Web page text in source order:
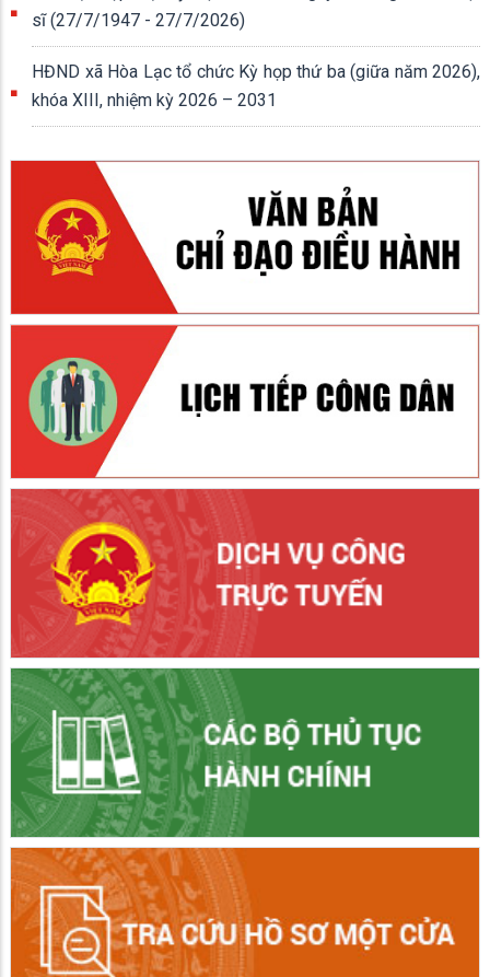
sĩ (27/7/1947 - 27/7/2026)
HĐND xã Hòa Lạc tổ chức Kỳ họp thứ ba (giữa năm 2026),
khóa XIII, nhiệm kỳ 2026 – 2031